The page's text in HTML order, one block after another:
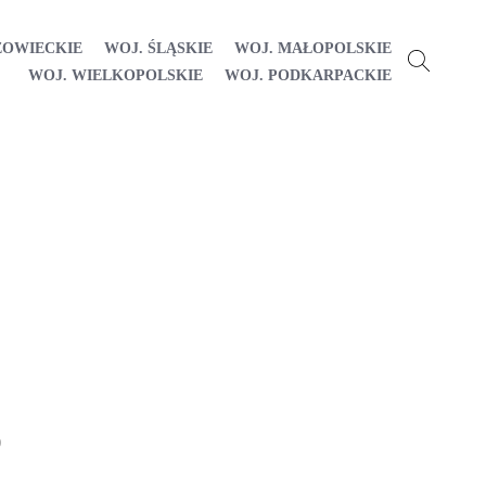
WOJ. ŚLĄSKIE
WOJ. MAŁOPOLSKIE
WOJ. WIELKOPOLSKIE
WOJ. PODKARPACKIE